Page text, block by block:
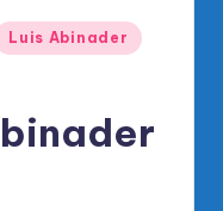
Luis Abinader